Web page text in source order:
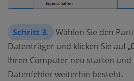
Schritt 3.
Wählen Sie den
Datenträger und klicken Sie auf
Ihren Computer neu starten
Datenfehler weiterhin besteht.